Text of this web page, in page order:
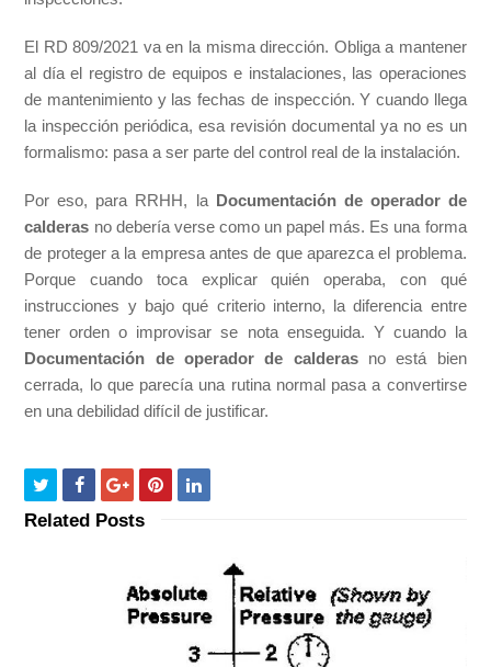
El RD 809/2021 va en la misma dirección. Obliga a mantener
al día el registro de equipos e instalaciones, las operaciones
de mantenimiento y las fechas de inspección. Y cuando llega
la inspección periódica, esa revisión documental ya no es un
formalismo: pasa a ser parte del control real de la instalación.
Por eso, para RRHH, la Documentación de operador de
calderas no debería verse como un papel más. Es una forma
de proteger a la empresa antes de que aparezca el problema.
Porque cuando toca explicar quién operaba, con qué
instrucciones y bajo qué criterio interno, la diferencia entre
tener orden o improvisar se nota enseguida. Y cuando la
Documentación de operador de calderasno está bien
cerrada, lo que parecía una rutina normal pasa a convertirse
en una debilidad difícil de justificar.
Related Posts